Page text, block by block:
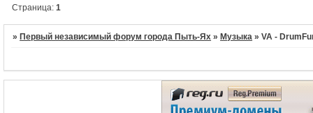
Страница:1
» Первый независимый форум города Пыть-Ях » Музыка »VA -